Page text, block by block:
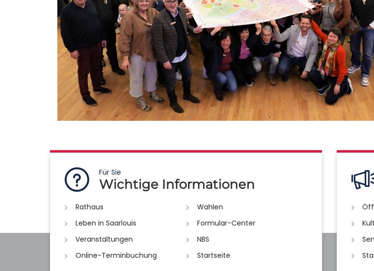
Für Sie
Wichtige Informationen
Rathaus
Wahlen
Leben in Saarlouis
Formular-Center
Veranstaltungen
NBS
Online-Terminbuchung
Startseite